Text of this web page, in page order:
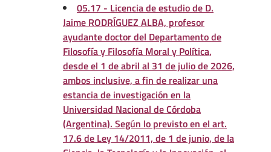
05.17 - Licencia de estudio de D.
Jaime RODRÍGUEZ ALBA, profesor
ayudante doctor del Departamento de
Filosofía y Filosofía Moral y Política,
desde el 1 de abril al 31 de julio de 2026,
ambos inclusive, a fin de realizar una
estancia de investigación en la
Universidad Nacional de Córdoba
(Argentina). Según lo previsto en el art.
17.6 de Ley 14/2011, de 1 de junio, de la